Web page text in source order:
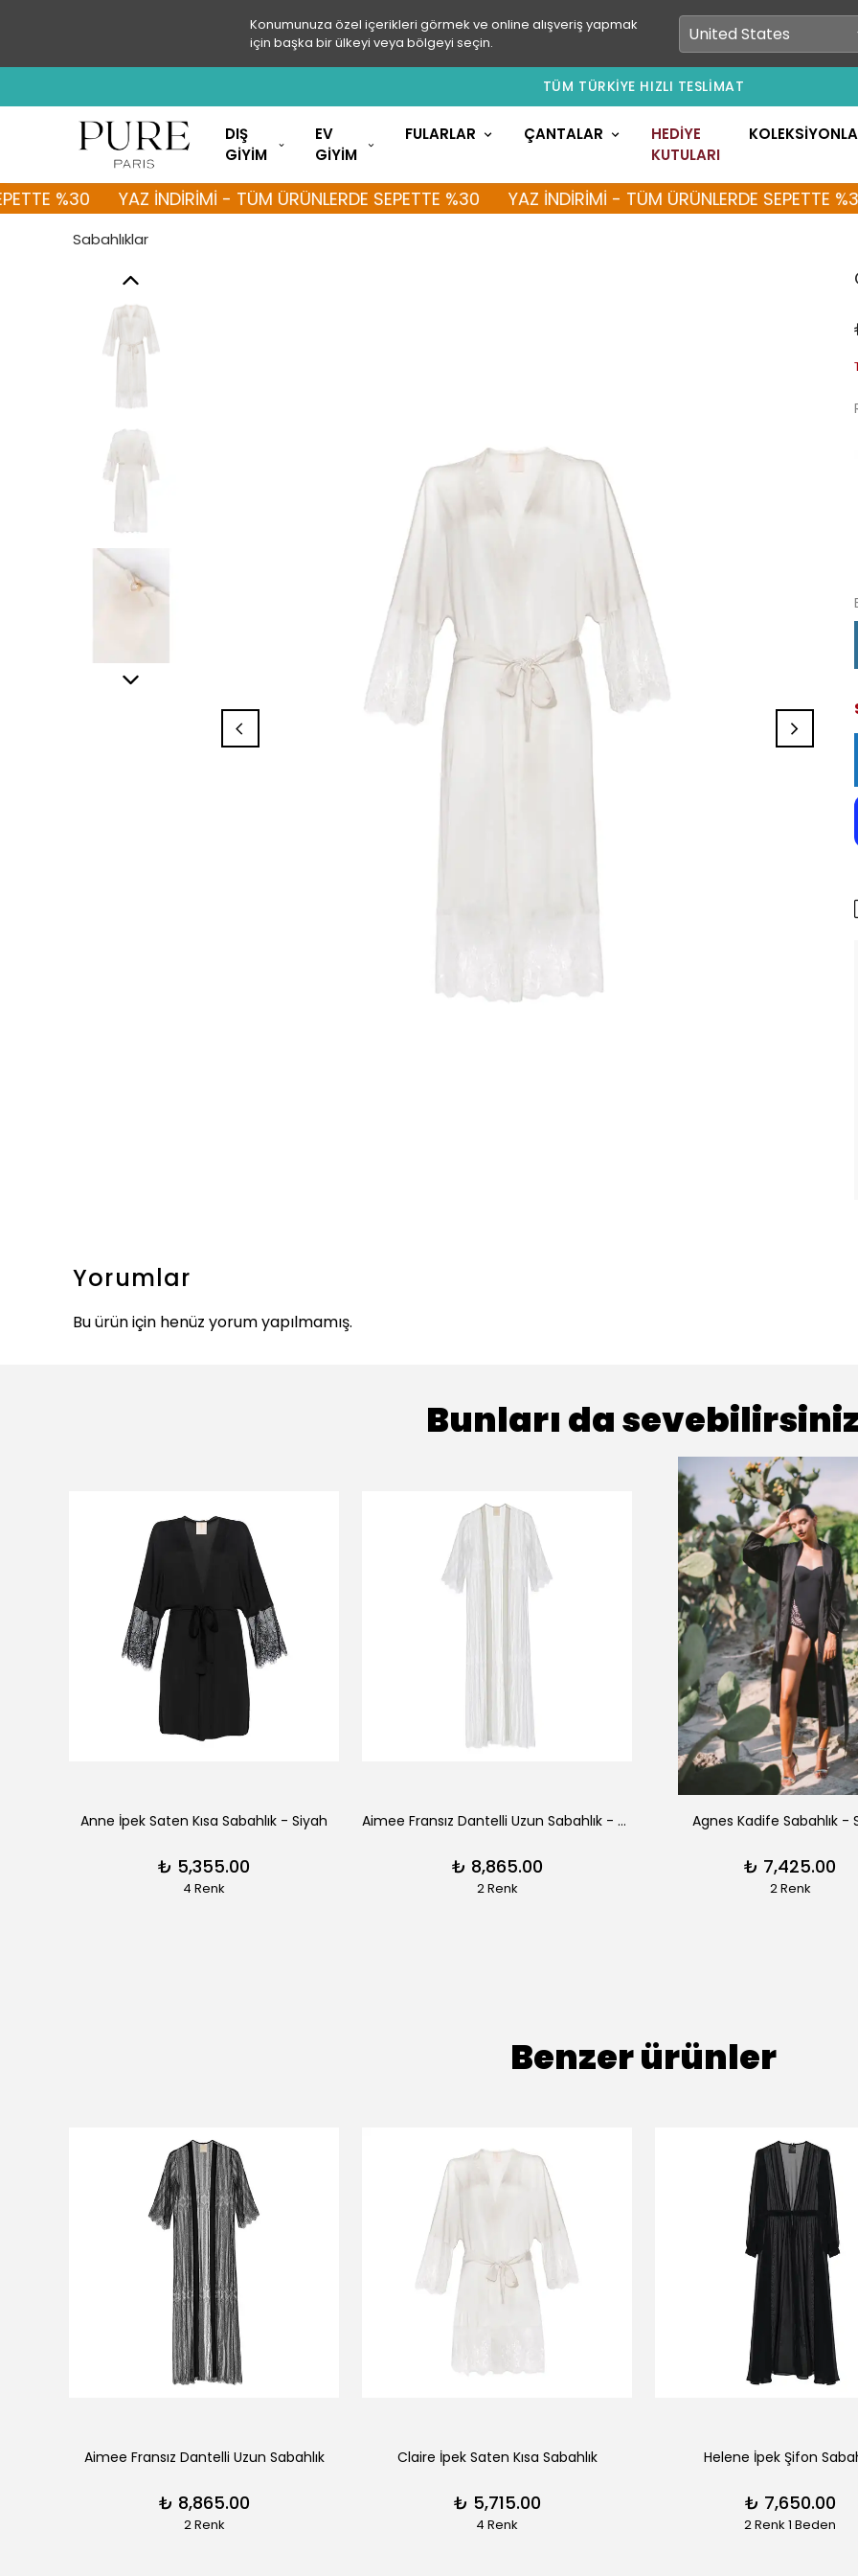
Konumunuza özel içerikleri görmek ve online alışveriş yapmak
için başka bir ülkeyi veya bölgeyi seçin.
TÜM TÜRKİYE HIZLI TESLİMAT
DIŞ
GİYİM
EV
GİYİM
FULARLAR ÇANTALAR
HEDİYE
KUTULARI
%30 YAZ İNDİRİMİ - TÜM ÜRÜNLERDE SEPETTE %30 YAZ İNDİRİMİ - TÜM ÜRÜNLERDE SEPETTE %30
Sabahlıklar
Yorumlar
Bu ürün için henüz yorum yapılmamış.
Bunları da
Anne İpek Saten Kısa Sabahlık - Siyah
₺ 5,355.00
4 Renk
Aimee Fransız Dantelli Uzun Sabahlık - Siyah
₺ 8,865.00
2 Renk
Agnes Kadife Sabahlık -
₺ 7,425.00
2 Renk
Benzer ürünler
Aimee Fransız Dantelli Uzun Sabahlık
₺ 8,865.00
2 Renk
Claire İpek Saten Kısa Sabahlık
₺ 5,715.00
4 Renk
Helene İpek Şifon
₺ 7,650.00
2 Renk 1 Beden